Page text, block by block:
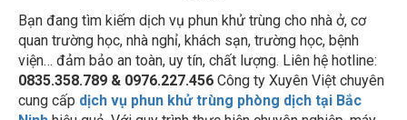
Bạn đang tìm kiếm dịch vụ phun khử trùng cho nhà ở, cơ
quan trường học, nhà nghỉ, khách sạn, trường học, bệnh
viện… đảm bảo an toàn, uy tín, chất lượng. Liên hệ hotline:
0835.358.789 & 0976.227.456Công ty Xuyên Việt chuyên
cung cấpdịch vụ phun khử trùng phòng dịch tại Bắc
Ninh hiệu quả. Với quy trình thực hiện chuyên nghiệp, máy